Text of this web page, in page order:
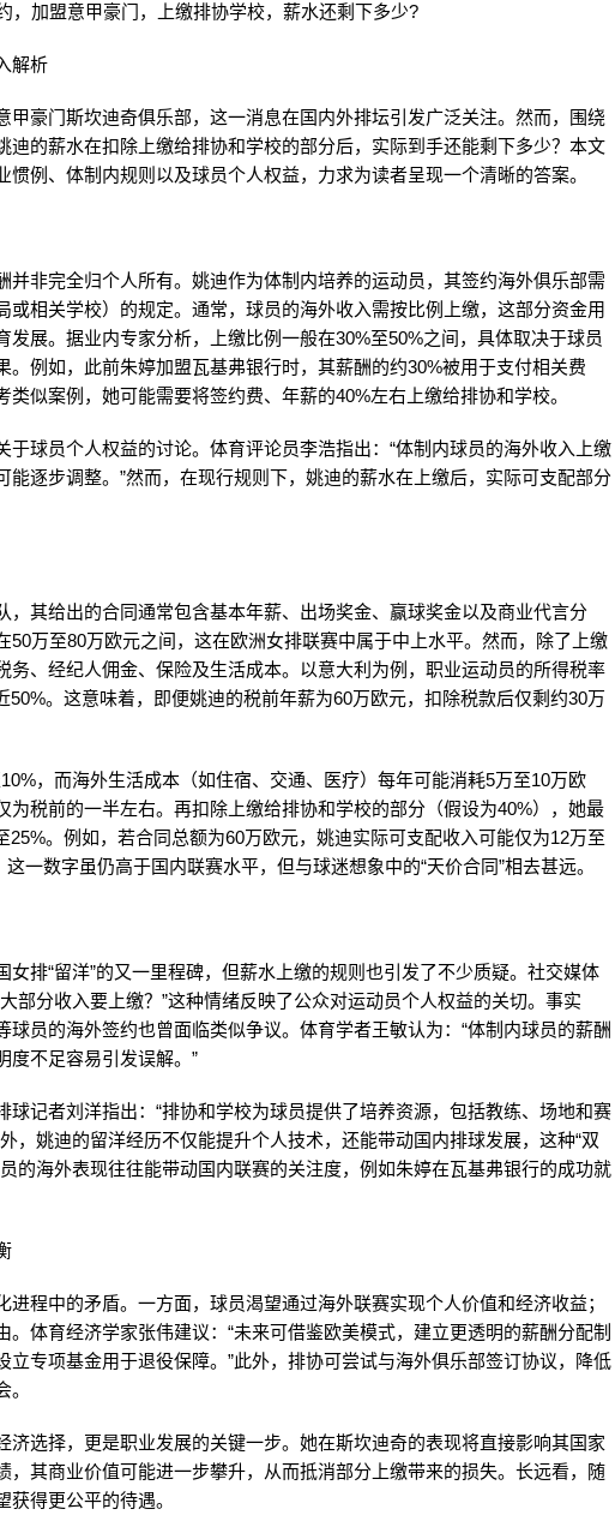
解析
甲豪门斯坎迪奇俱乐部，这一消息在国内外排坛引发广泛关注。然而，围绕
迪的薪水在扣除上缴给排协和学校的部分后，实际到手还能剩下多少？本文
例、体制内规则以及球员个人权益，力求为读者呈现一个清晰的答案。
并非完全归个人所有。姚迪作为体制内培养的运动员，其签约海外俱乐部需
相关学校）的规定。通常，球员的海外收入需按比例上缴，这部分资金用
展。据业内专家分析，上缴比例一般在30%至50%之间，具体取决于球员
。例如，此前朱婷加盟瓦基弗银行时，其薪酬的约30%被用于支付相关费
似案例，她可能需要将签约费、年薪的40%左右上缴给排协和学校。
球员个人权益的讨论。体育评论员李浩指出：“体制内球员的海外收入上缴
逐步调整。”然而，在现行规则下，姚迪的薪水在上缴后，实际可支配部分
，其给出的合同通常包含基本年薪、出场奖金、赢球奖金以及商业代言分
50万至80万欧元之间，这在欧洲女排联赛中属于中上水平。然而，除了上缴
务、经纪人佣金、保险及生活成本。以意大利为例，职业运动员的所得税率
。这意味着，即便姚迪的税前年薪为60万欧元，扣除税款后仅剩约30万
，而海外生活成本（如住宿、交通、医疗）每年可能消耗5万至10万欧
为税前的一半左右。再扣除上缴给排协和学校的部分（假设为40%），她最
。例如，若合同总额为60万欧元，姚迪实际可支配收入可能仅为12万至
一数字虽仍高于国内联赛水平，但与球迷想象中的“天价合同”相去甚远。
排“留洋”的又一里程碑，但薪水上缴的规则也引发了不少质疑。社交媒体
部分收入要上缴？”这种情绪反映了公众对运动员个人权益的关切。事实
球员的海外签约也曾面临类似争议。体育学者王敏认为：“体制内球员的薪酬
度不足容易引发误解。”
记者刘洋指出：“排协和学校为球员提供了培养资源，包括教练、场地和赛
，姚迪的留洋经历不仅能提升个人技术，还能带动国内排球发展，这种“双
的海外表现往往能带动国内联赛的关注度，例如朱婷在瓦基弗银行的成功就
程中的矛盾。一方面，球员渴望通过海外联赛实现个人价值和经济收益；
体育经济学家张伟建议：“未来可借鉴欧美模式，建立更透明的薪酬分配制
专项基金用于退役保障。”此外，排协可尝试与海外俱乐部签订协议，降低
济选择，更是职业发展的关键一步。她在斯坎迪奇的表现将直接影响其国家
，其商业价值可能进一步攀升，从而抵消部分上缴带来的损失。长远看，随
得更公平的待遇。